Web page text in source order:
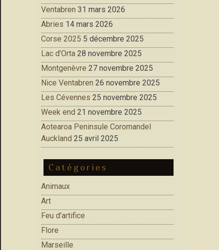
Ventabren 31 mars 2026
Abries 14 mars 2026
Corse 2025 5 décembre 2025
Lac d’Orta 28 novembre 2025
Montgenèvre 27 novembre 2025
Nice Ventabren 26 novembre 2025
Les Cévennes 25 novembre 2025
Week end 21 novembre 2025
Aotearoa Peninsule Coromandel
Auckland 25 avril 2025
Catégories
Animaux
Art
Feu d'artifice
Flore
Marseille